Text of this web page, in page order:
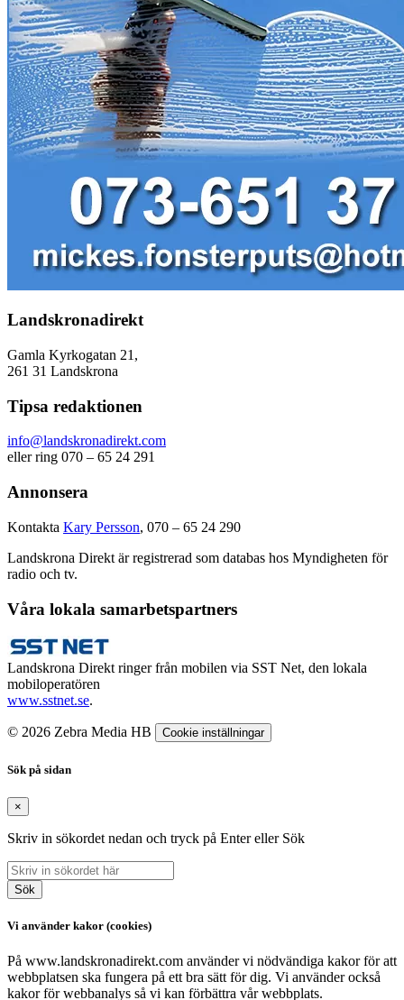
Landskronadirekt
Gamla Kyrkogatan 21,
261 31 Landskrona
Tipsa redaktionen
info@landskronadirekt.com
eller ring 070 – 65 24 291
Annonsera
Kontakta Kary Persson, 070 – 65 24 290
Landskrona Direkt är registrerad som databas hos Myndigheten för
radio och tv.
Våra lokala samarbetspartners
Landskrona Direkt ringer från mobilen via SST Net, den lokala
mobiloperatören
www.sstnet.se.
© 2026 Zebra Media HB Cookie inställningar
Sök på sidan
×
Skriv in sökordet nedan och tryck på Enter eller Sök
Sök
Vi använder kakor (cookies)
På www.landskronadirekt.com använder vi nödvändiga kakor för att
webbplatsen ska fungera på ett bra sätt för dig. Vi använder också
kakor för webbanalys så vi kan förbättra vår webbplats.